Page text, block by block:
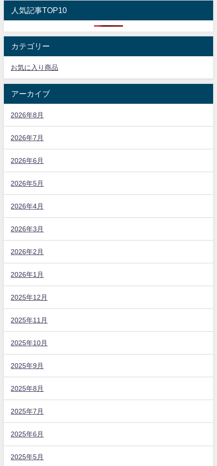
人気記事TOP10
カテゴリー
お気に入り商品
アーカイブ
2026年8月
2026年7月
2026年6月
2026年5月
2026年4月
2026年3月
2026年2月
2026年1月
2025年12月
2025年11月
2025年10月
2025年9月
2025年8月
2025年7月
2025年6月
2025年5月